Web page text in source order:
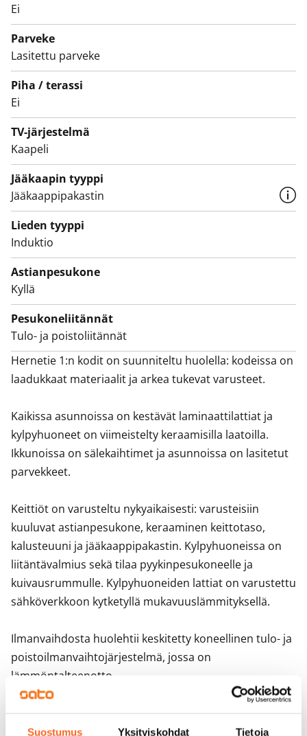
Suostumus Yksityiskohdat Tietoja
Tule kurkkaamaan paikan päälle, sopisiko tämä
vuokrakoti arkesi tukikohdaksi!
Ei
Parveke
Lasitettu parveke
Piha / terassi
Ei
TV-järjestelmä
Kaapeli
Jääkaapin tyyppi
Jääkaappipakastin
Lieden tyyppi
Induktio
Astianpesukone
Kyllä
Pesukoneliitännät
Tulo- ja poistoliitännät
Hernetie 1:n kodit on suunniteltu huolella: kodeissa on
laadukkaat materiaalit ja arkea tukevat varusteet.
Kaikissa asunnoissa on kestävät laminaattilattiat ja
kylpyhuoneet on viimeistelty keraamisilla laatoilla.
Ikkunoissa on sälekaihtimet ja asunnoissa on lasitetut
parvekkeet.
Keittiöt on varusteltu nykyaikaisesti: varusteisiin
kuuluvat astianpesukone, keraaminen keittotaso,
kalusteuuni ja jääkaappipakastin. Kylpyhuoneissa on
liitäntävalmius sekä tilaa pyykinpesukoneelle ja
kuivausrummulle. Kylpyhuoneiden lattiat on varustettu
sähköverkkoon kytketyllä mukavuuslämmityksellä.
Ilmanvaihdosta huolehtii keskitetty koneellinen tulo- ja
poistoilmanvaihtojärjestelmä, jossa on
lämmöntalteenotto.
Yhteistiloina taloyhtiössä on useita varastotiloja,
asuntojen omat irtaimistovarastot sekä